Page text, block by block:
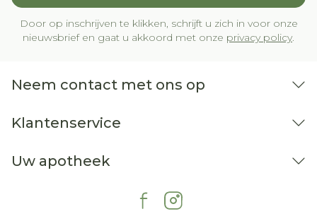
Door op inschrijven te klikken, schrijft u zich in voor onze
nieuwsbrief en gaat u akkoord met onze privacy policy.
Neem contact met ons op
Klantenservice
Uw apotheek